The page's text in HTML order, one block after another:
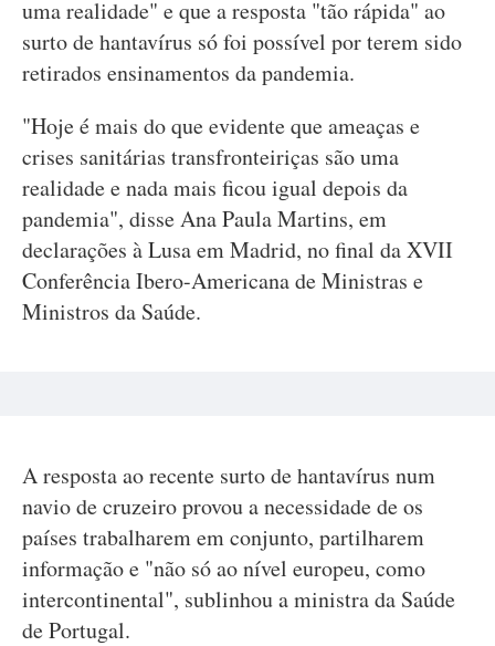
uma realidade" e que a resposta "tão rápida" ao
surto de hantavírus só foi possível por terem sido
retirados ensinamentos da pandemia.
"Hoje é mais do que evidente que ameaças e
crises sanitárias transfronteiriças são uma
realidade e nada mais ficou igual depois da
pandemia", disse Ana Paula Martins, em
declarações à Lusa em Madrid, no final da XVII
Conferência Ibero-Americana de Ministras e
Ministros da Saúde.
A resposta ao recente surto de hantavírus num
navio de cruzeiro provou a necessidade de os
países trabalharem em conjunto, partilharem
informação e "não só ao nível europeu, como
intercontinental", sublinhou a ministra da Saúde
de Portugal.